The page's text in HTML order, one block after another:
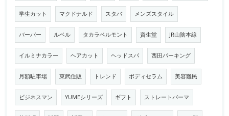
学生カット マクドナルド スタバ メンズスタイル
バーバー ルベル タカラベルモント 資生堂 JR山陰本線
イルミナカラー ヘアカット ヘッドスパ 西田パーキング
月額駐車場 東武住販 トレンド ボディセラム 美容難民
ビジネスマン YUMEシリーズ ギフト ストレートパーマ